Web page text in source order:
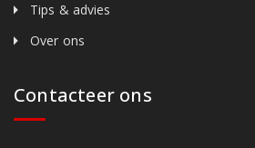
Tips & advies
Over ons
Contacteer ons